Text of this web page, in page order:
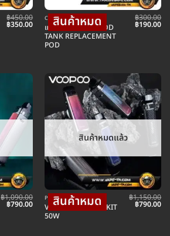
฿450.00
Original
฿350.00Current
price
฿350.00.
COIL คอยล์บุหรี่ไฟฟ้า
แท็งค์สำรอง PNP POD
TANK REPLACEMENT
POD
฿300.00
Original
฿190.00
฿1,090.00
Original
฿790.00Current
price
สินค้าหมดแล้ว
POD พอตบุหรี่ไฟฟ้า
VOOPOO VINCI 2 KIT
50W
฿1,150.00
Original
฿790.00